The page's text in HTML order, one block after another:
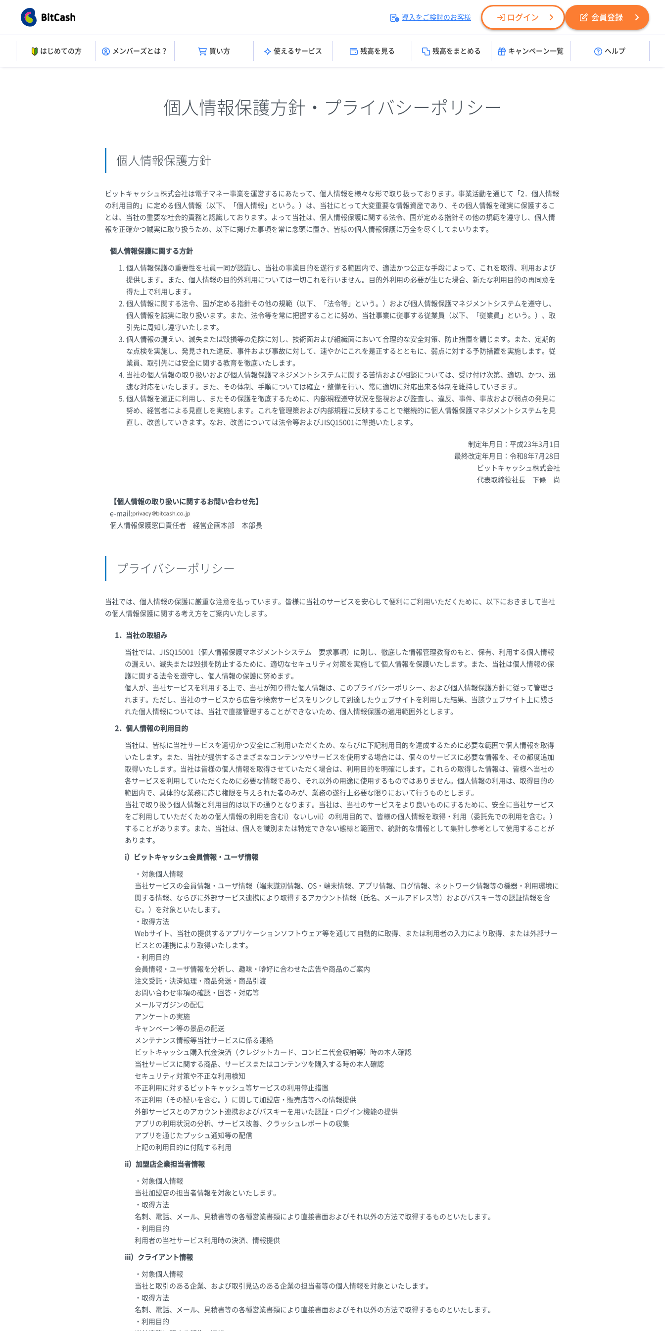
導入をご検討のお客様 ログイン 会員登録
はじめての方 メンバーズとは？ 買い方 使えるサービス 残高を見る 残高をまとめる キャンペーン一覧 ヘルプ
個人情報保護方針・プライバシーポリシー
個人情報保護方針
ビットキャッシュ株式会社は電子マネー事業を運営するにあたって、個人情報を様々な形で取り扱っております。事業活動を通じて「2．個人情報
の利用目的」に定める個人情報（以下、「個人情報」という。）は、当社にとって大変重要な情報資産であり、その個人情報を確実に保護するこ
とは、当社の重要な社会的責務と認識しております。よって当社は、個人情報保護に関する法令、国が定める指針その他の規範を遵守し、個人情
報を正確かつ誠実に取り扱うため、以下に掲げた事項を常に念頭に置き、皆様の個人情報保護に万全を尽くしてまいります。
個人情報保護に関する方針
個人情報保護の重要性を社員一同が認識し、当社の事業目的を遂行する範囲内で、適法かつ公正な手段によって、これを取得、利用および
提供します。また、個人情報の目的外利用については一切これを行いません。目的外利用の必要が生じた場合、新たな利用目的の再同意を
得た上で利用します。
個人情報に関する法令、国が定める指針その他の規範（以下、「法令等」という。）および個人情報保護マネジメントシステムを遵守し、
個人情報を誠実に取り扱います。また、法令等を常に把握することに努め、当社事業に従事する従業員（以下、「従業員」という。）、取
引先に周知し遵守いたします。
個人情報の漏えい、滅失または毀損等の危険に対し、技術面および組織面において合理的な安全対策、防止措置を講じます。また、定期的
な点検を実施し、発見された違反、事件および事故に対して、速やかにこれを是正するとともに、弱点に対する予防措置を実施します。従
業員、取引先には安全に関する教育を徹底いたします。
当社の個人情報の取り扱いおよび個人情報保護マネジメントシステムに関する苦情および相談については、受け付け次第、適切、かつ、迅
速な対応をいたします。また、その体制、手順については確立・整備を行い、常に適切に対応出来る体制を維持していきます。
個人情報を適正に利用し、またその保護を徹底するために、内部規程遵守状況を監視および監査し、違反、事件、事故および弱点の発見に
努め、経営者による見直しを実施します。これを管理策および内部規程に反映することで継続的に個人情報保護マネジメントシステムを見
直し、改善していきます。なお、改善については法令等およびJISQ15001に準拠いたします。
制定年月日：平成23年3月1日
最終改定年月日：令和8年7月28日
ビットキャッシュ株式会社
代表取締役社長 下條 尚
【個人情報の取り扱いに関するお問い合わせ先】
e-mail:
個人情報保護窓口責任者 経営企画本部 本部長
プライバシーポリシー
当社では、個人情報の保護に厳重な注意を払っています。皆様に当社のサービスを安心して便利にご利用いただくために、以下におきまして当社
の個人情報保護に関する考え方をご案内いたします。
1．当社の取組み
当社では、JISQ15001（個人情報保護マネジメントシステム 要求事項）に則し、徹底した情報管理教育のもと、保有、利用する個人情報
の漏えい、滅失または毀損を防止するために、適切なセキュリティ対策を実施して個人情報を保護いたします。また、当社は個人情報の保
護に関する法令を遵守し、個人情報の保護に努めます。
個人が、当社サービスを利用する上で、当社が知り得た個人情報は、このプライバシーポリシー、および個人情報保護方針に従って管理さ
れます。ただし、当社のサービスから広告や検索サービスをリンクして到達したウェブサイトを利用した結果、当該ウェブサイト上に残さ
れた個人情報については、当社で直接管理することができないため、個人情報保護の適用範囲外とします。
2．個人情報の利用目的
当社は、皆様に当社サービスを適切かつ安全にご利用いただくため、ならびに下記利用目的を達成するために必要な範囲で個人情報を取得
いたします。また、当社が提供するさまざまなコンテンツやサービスを使用する場合には、個々のサービスに必要な情報を、その都度追加
取得いたします。当社は皆様の個人情報を取得させていただく場合は、利用目的を明確にします。これらの取得した情報は、皆様へ当社の
各サービスを利用していただくために必要な情報であり、それ以外の用途に使用するものではありません。個人情報の利用は、取得目的の
範囲内で、具体的な業務に応じ権限を与えられた者のみが、業務の遂行上必要な限りにおいて行うものとします。
当社で取り扱う個人情報と利用目的は以下の通りとなります。当社は、当社のサービスをより良いものにするために、安全に当社サービス
をご利用していただくための個人情報の利用を含むi）ないしvii）の利用目的で、皆様の個人情報を取得・利用（委託先での利用を含む。）
することがあります。また、当社は、個人を識別または特定できない態様と範囲で、統計的な情報として集計し参考として使用することが
あります。
i）ビットキャッシュ会員情報・ユーザ情報
・対象個人情報
当社サービスの会員情報・ユーザ情報（端末識別情報、OS・端末情報、アプリ情報、ログ情報、ネットワーク情報等の機器・利用環境に
関する情報、ならびに外部サービス連携により取得するアカウント情報（氏名、メールアドレス等）およびパスキー等の認証情報を含
む。）を対象といたします。
・取得方法
Webサイト、当社の提供するアプリケーションソフトウェア等を通じて自動的に取得、または利用者の入力により取得、または外部サー
ビスとの連携により取得いたします。
・利用目的
会員情報・ユーザ情報を分析し、趣味・嗜好に合わせた広告や商品のご案内
注文受託・決済処理・商品発送・商品引渡
お問い合わせ事項の確認・回答・対応等
メールマガジンの配信
アンケートの実施
キャンペーン等の景品の配送
メンテナンス情報等当社サービスに係る連絡
ビットキャッシュ購入代金決済（クレジットカード、コンビニ代金収納等）時の本人確認
当社サービスに関する商品、サービスまたはコンテンツを購入する時の本人確認
セキュリティ対策や不正な利用検知
不正利用に対するビットキャッシュ等サービスの利用停止措置
不正利用（その疑いを含む。）に関して加盟店・販売店等への情報提供
外部サービスとのアカウント連携およびパスキーを用いた認証・ログイン機能の提供
アプリの利用状況の分析、サービス改善、クラッシュレポートの収集
アプリを通じたプッシュ通知等の配信
上記の利用目的に付随する利用
ii）加盟店企業担当者情報
・対象個人情報
当社加盟店の担当者情報を対象といたします。
・取得方法
名刺、電話、メール、見積書等の各種営業書類により直接書面およびそれ以外の方法で取得するものといたします。
・利用目的
利用者の当社サービス利用時の決済、情報提供
iii）クライアント情報
・対象個人情報
当社と取引のある企業、および取引見込のある企業の担当者等の個人情報を対象といたします。
・取得方法
名刺、電話、メール、見積書等の各種営業書類により直接書面およびそれ以外の方法で取得するものといたします。
・利用目的